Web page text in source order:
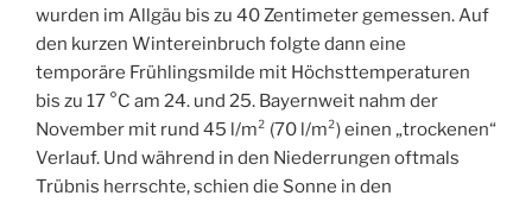
wurden im Allgäu bis zu 40 Zentimeter gemessen. Auf
den kurzen Wintereinbruch folgte dann eine
temporäre Frühlingsmilde mit Höchsttemperaturen
bis zu 17 °C am 24. und 25. Bayernweit nahm der
November mit rund 45 l/m² (70 l/m²) einen „trockenen“
Verlauf. Und während in den Niederrungen oftmals
Trübnis herrschte, schien die Sonne in den